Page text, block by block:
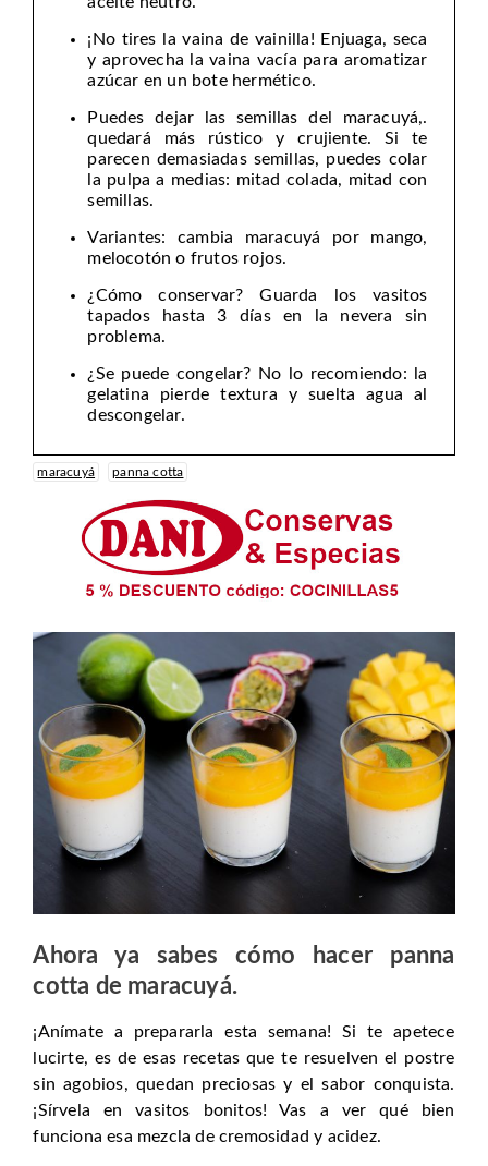
¡No tires la vaina de vainilla! Enjuaga, seca
y aprovecha la vaina vacía para aromatizar
azúcar en un bote hermético.
Puedes dejar las semillas del maracuyá,.
quedará más rústico y crujiente. Si te
parecen demasiadas semillas, puedes colar
la pulpa a medias: mitad colada, mitad con
semillas.
Variantes: cambia maracuyá por mango,
melocotón o frutos rojos.
¿Cómo conservar? Guarda los vasitos
tapados hasta 3 días en la nevera sin
problema.
¿Se puede congelar? No lo recomiendo: la
gelatina pierde textura y suelta agua al
descongelar.
maracuyá panna cotta
Ahora ya sabes cómo hacer panna
cotta de maracuyá.
¡Anímate a prepararla esta semana! Si te apetece
lucirte, es de esas recetas que te resuelven el postre
sin agobios, quedan preciosas y el sabor conquista.
¡Sírvela en vasitos bonitos! Vas a ver qué bien
funciona esa mezcla de cremosidad y acidez.